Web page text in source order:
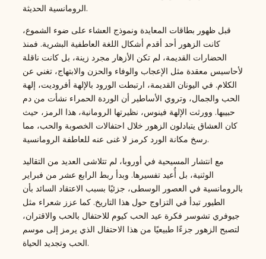
الرومانسية الحديثة.
قبل ظهور بطاقات المعايدة ونموذج العشاء على ضوء الشموع،
كانت الزهور أحد أقدم أشكال اللغة العاطفية البشرية. فمنذ
الحضارات القديمة، لم تكن الأزهار مجرد زينة، بل كانت ناقلة
لأحاسيس معقدة مثل الإعجاب والوفاء والحزن والابتهاج، تغني عن
الكلام. في اليونان القديمة، ارتبطت الورود بالإلهة أفروديت، إلهة
الحب والجمال، وتروي الأساطير أن الوردة الحمراء نشأت من دم
حبيبها. وورثت الإلهة فينوس، نظيرتها الرومانية، هذا الرمز، حيث
كان العشاق يتبادلون الزهور خلال احتفالات الخصوبة والحب، مما
رسخ مكانة الورد كرمز لا غنى عنه للعاطفة الرومانسية.
مع انتشار المسيحية في أوروبا، لم تتلاشى العديد من التقاليد
الوثنية، بل أُعيد تفسيرها. وبدأ ربط الرابع عشر من فبراير
بالرومانسية في العصور الوسطى، جزئيًا بسبب الاعتقاد السائد بأن
الطيور تبدأ في التزاوج حول هذا التاريخ. كما عزز شعراء مثل
جيوفري تشوسر فكرة عيد الحب كيوم للاحتفال بالحب والاقتران،
لتصبح الزهور جزءًا طبيعيًا من هذا الاحتفال الذي يرمز إلى موسم
الحب وتجديد الحياة.